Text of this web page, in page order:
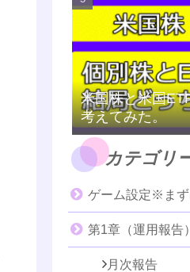
米国株と米国
考えてみた。
カテゴリ
ゲーム設定※ま
第1章（運用報告）
月次報告